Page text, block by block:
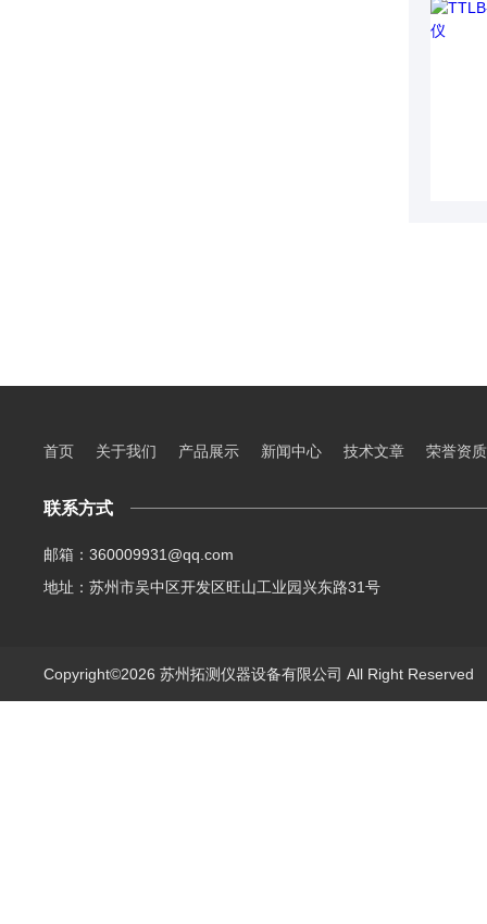
首页 关于我们 产品展示 新闻中心 技术文章 荣誉资质
联系方式
邮箱：360009931@qq.com
地址：苏州市吴中区开发区旺山工业园兴东路31号
Copyright©2026 苏州拓测仪器设备有限公司 All Right